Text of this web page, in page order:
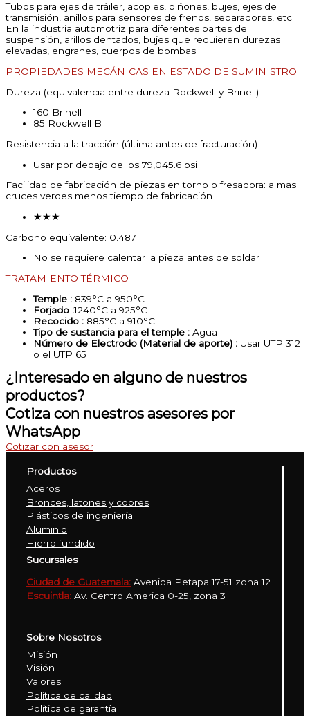
Tubos para ejes de tráiler, acoples, piñones, bujes, ejes de
transmisión, anillos para sensores de frenos, separadores, etc.
En la industria automotriz para diferentes partes de
suspensión, arillos dentados, bujes que requieren durezas
elevadas, engranes, cuerpos de bombas.
PROPIEDADES MECÁNICAS EN ESTADO DE SUMINISTRO
Dureza (equivalencia entre dureza Rockwell y Brinell)
160 Brinell
85 Rockwell B
Resistencia a la tracción (última antes de fracturación)
Usar por debajo de los 79,045.6 psi
Facilidad de fabricación de piezas en torno o fresadora: a mas
cruces verdes menos tiempo de fabricación
★★★
Carbono equivalente: 0.487
No se requiere calentar la pieza antes de soldar
TRATAMIENTO TÉRMICO
Temple : 839°C a 950°C
Forjado :1240°C a 925°C
Recocido : 885°C a 910°C
Tipo de sustancia para el temple : Agua
Número de Electrodo (Material de aporte) : Usar UTP 312
o el UTP 65
¿Interesado en alguno de nuestros
productos?
Cotiza con nuestros asesores por
WhatsApp
Cotizar con asesor
Productos
Aceros
Bronces, latones y cobres
Plásticos de ingeniería
Aluminio
Hierro fundido
Sucursales
Ciudad de Guatemala: Avenida Petapa 17-51 zona 12
Escuintla: Av. Centro America 0-25, zona 3
Sobre Nosotros
Misión
Visión
Valores
Política de calidad
Política de garantía